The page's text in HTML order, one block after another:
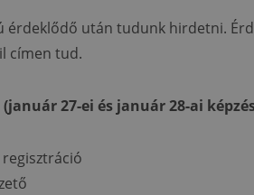
érdeklődő után tudunk hirdetni.
címen tud.
27-ei és január 28-ai